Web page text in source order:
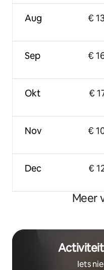
Aug
Sep
Okt
Nov
Dec
€
€
€
€
€
Meer
Iets